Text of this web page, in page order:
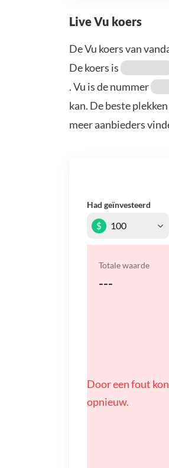
Live Vu koers
De Vu koers van
De koers is
. Vu is de nummer
kan. De beste
meer aanbieders
Had geïnvesteerd
$
Totale waarde
---
Door een fout
opnieuw.